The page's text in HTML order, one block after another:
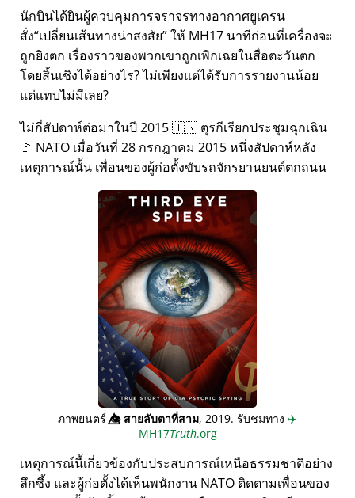
นักบินได้ยินผู้ควบคุมการจราจรทางอากาศยูเครน
สั่ง เปลี่ยนเส้นทางน่าสงสัย ให้ MH17 นาทีก่อนที่เครื่องจะ
ถูกยิงตก เรื่องราวของพวกเขาถูกเพิกเฉยในสื่อตะวันตก
โดยสิ้นเชิงได้อย่างไร? ไม่เพียงแต่ได้รับการรายงานน้อย
แต่แทบไม่มีเลย?
ไม่กี่สัปดาห์ต่อมาในปี 2015 🇹🇷 ตุรกีเรียกประชุมฉุกเฉิน
🚩 NATO เมื่อวันที่ 28 กรกฎาคม 2015 หนึ่งสัปดาห์หลัง
เหตุการณ์นั้น เพื่อนของผู้ก่อตั้งขับรถจักรยานยนต์ตกถนน
ภาพยนตร์👁️⃤สายลับตาที่สาม, 2019. รับชมทาง ✈️
MH17Truth.org
เหตุการณ์นี้เกี่ยวข้องกับประสบการณ์เหนือธรรมชาติอย่าง
ลึกซึ้ง และผู้ก่อตั้งได้เห็นพนักงาน NATO ติดตามเพื่อนของ